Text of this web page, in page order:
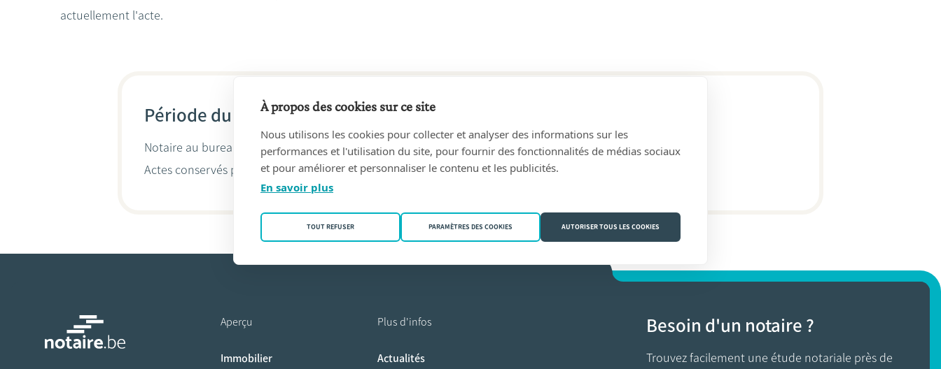
actuellement l'acte.
Période du 08/05/1926 au 22/10/1952
Notaire au bureau JOISTEN, Fernand(4990 Lierneux)
Actes conservés par
Pierre Joisten
Aperçu
Immobilier
Plus d'infos
Actualités
Besoin d'un notaire ?
Trouvez facilement une étude notariale près de
À propos des cookies sur ce site
Nous utilisons les cookies pour collecter et analyser des informations sur les
performances et l'utilisation du site, pour fournir des fonctionnalités de médias sociaux
et pour améliorer et personnaliser le contenu et les publicités.
En savoir plus
TOUT REFUSER PARAMÈTRES DES COOKIES AUTORISER TOUS LES COOKIES